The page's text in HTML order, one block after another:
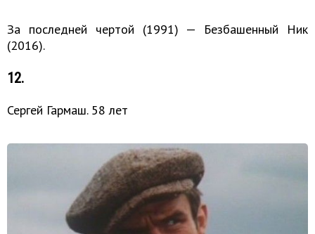
За последней чертой (1991) — Безбашенный Ник
(2016).
12.
Сергей Гармаш. 58 лет